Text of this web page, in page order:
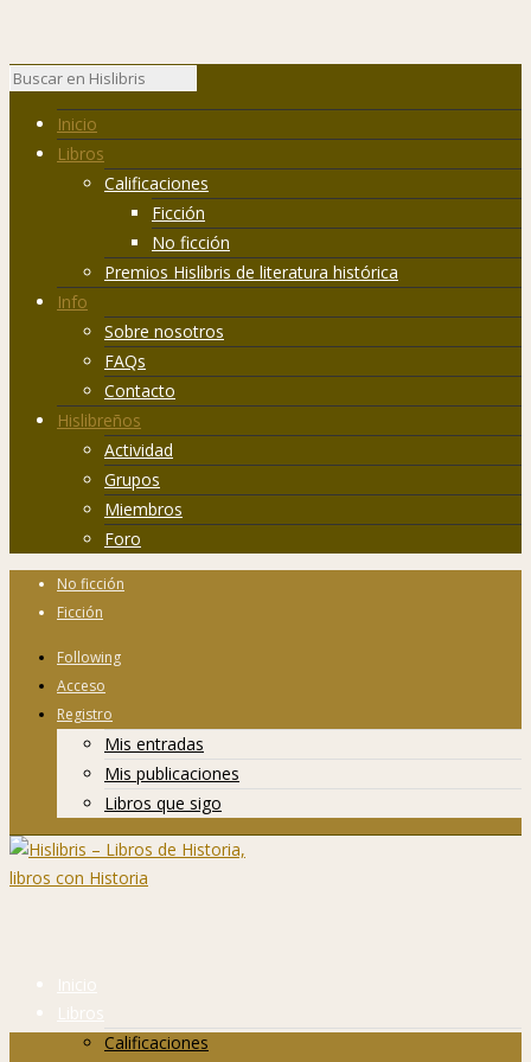
Inicio
Libros
Calificaciones
Ficción
No ficción
Premios Hislibris de literatura histórica
Info
Sobre nosotros
FAQs
Contacto
Hislibreños
Actividad
Grupos
Miembros
Foro
No ficción
Ficción
Following
Acceso
Registro
Mis entradas
Mis publicaciones
Libros que sigo
Inicio
Libros
Calificaciones